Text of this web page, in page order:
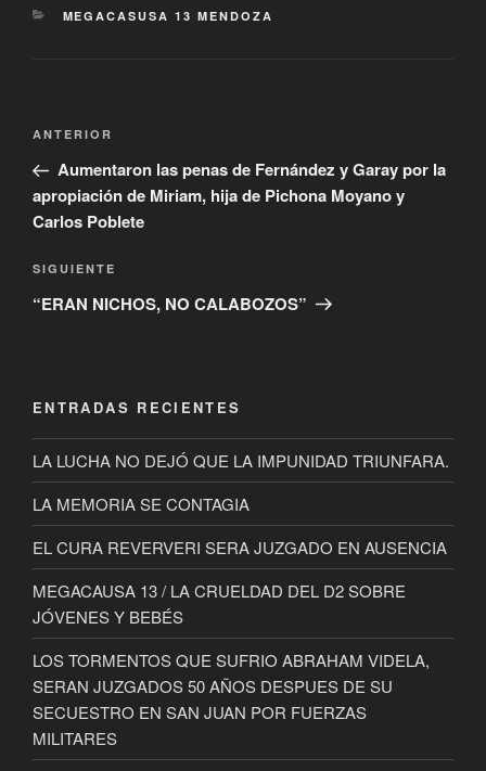
CATEGORÍAS
MEGACASUSA 13 MENDOZA
Navegación
entradas
Entrada
anterior
ANTERIOR
Aumentaron las penas de Fernández y Garay por la
apropiación de Miriam, hija de Pichona Moyano y
Carlos Poblete
Siguiente
entrada
SIGUIENTE
“ERAN NICHOS, NO CALABOZOS”
ENTRADAS RECIENTES
LA LUCHA NO DEJÓ QUE LA IMPUNIDAD TRIUNFARA.
LA MEMORIA SE CONTAGIA
EL CURA REVERVERI SERA JUZGADO EN AUSENCIA
MEGACAUSA 13 / LA CRUELDAD DEL D2 SOBRE
JÓVENES Y BEBÉS
LOS TORMENTOS QUE SUFRIO ABRAHAM VIDELA,
SERAN JUZGADOS 50 AÑOS DESPUES DE SU
SECUESTRO EN SAN JUAN POR FUERZAS
MILITARES